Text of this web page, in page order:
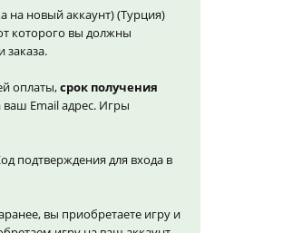
на новый аккаунт) (Турция)
которого вы должны
заказа.
оплаты,срок получения
Email адрес. Игры
подтверждения для входа в
вы приобретаете игру и